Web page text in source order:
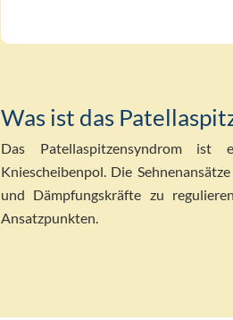
Was ist das
Das Patellaspitzensyndrom ist
Kniescheibenpol. Die
und Dämpfungskräfte zu
Ansatzpunkten.